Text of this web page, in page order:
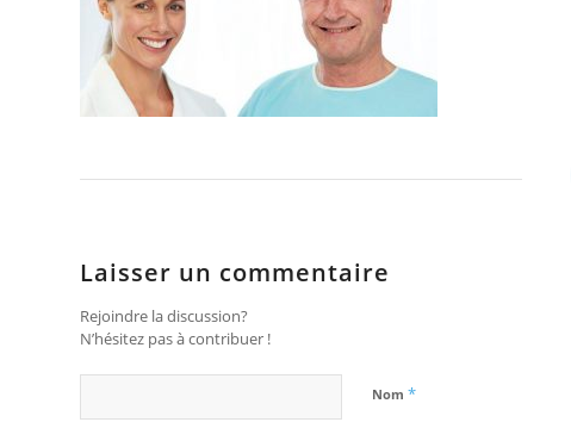
Laisser un commentaire
Rejoindre la discussion?
N’hésitez pas à contribuer !
Nom *